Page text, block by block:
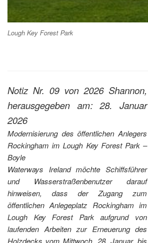
Lough Key Forest Park
Notiz Nr. 09 von 2026 Shannon,
herausgegeben am: 28. Januar
2026
Modernisierung des öffentlichen Anlegers
Rockingham im Lough Key Forest Park –
Boyle
Waterways Ireland möchte Schiffsführer
und Wasserstraßenbenutzer darauf
hinweisen, dass der Zugang zum
öffentlichen Anlegeplatz Rockingham im
Lough Key Forest Park aufgrund von
laufenden Arbeiten zur Erneuerung des
Holzdecks vom Mittwoch, 28. Januar, bis